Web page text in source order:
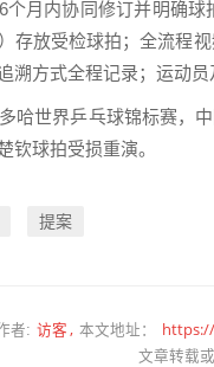
个月内协同修订并明确
存放受检球拍；全流程
溯方式全程记录；运动
哈世界乒乓球锦标赛，
钦球拍受损重演。
提案
者: 访客 本文地址：
文章转载